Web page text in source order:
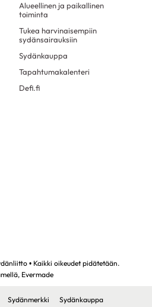
Alueellinen ja paikallinen
toiminta
Tukea harvinaisempiin
sydänsairauksiin
Sydänkauppa
Tapahtumakalenteri
Defi.fi
• Kaikki oikeudet pidätetään.
Evermade
Sydänmerkki
Sydänkauppa